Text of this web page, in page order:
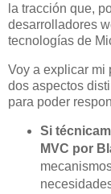
la tracción que,
desarrolladores
tecnologías de
Voy a explicar mi
dos aspectos
para poder
Si
MVC por